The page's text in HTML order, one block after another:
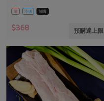
素食專區
樂齡友善
高麗菜海鮮煎餅
地區活動
活動報下載
葷 冷凍 預購
$368 預購達上限